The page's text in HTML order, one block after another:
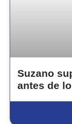
Suzano
antes de